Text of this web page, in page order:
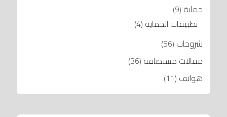
حماية (9)
تطبيقات الحماية (4)
شروحات (56)
مقالات مستضافة (36)
هواتف (11)